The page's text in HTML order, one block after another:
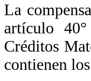
La
artículo
Créditos
contienen